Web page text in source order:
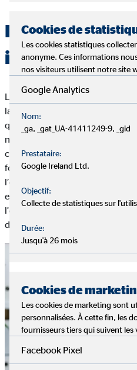
Pourquoi un
il rentable ?
Les avantages d’un job
la première priorité est de
quotidiens. Les études coûtent
nourriture et les loisirs. En
comme Zurich, Berne, Bâle et
fortement augmenté au cours
l’épargne permet d’atteindre
et même le soutien des parents
l’ensemble des frais. Souvent, il
de chercher un emploi.
Cookies de
Les cookies statistiques
anonyme. Ces informations
nos visiteurs utilisent notre site
Google Analytics
Nom:
_ga, _gat_UA-41411249-9, _gid
Prestataire:
Google Ireland Ltd.
Objectif:
Collecte de statistiques sur
Durée:
Jusqu'à 26 mois
Cookies de
Les cookies de marketing sont
personnalisées. À cette fin, les
fournisseurs tiers qui suivent les
Facebook Pixel